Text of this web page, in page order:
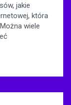
jakie
która
wiele